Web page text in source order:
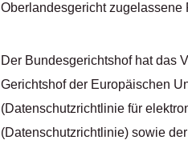
Oberlandesgericht zugelassene
Der Bundesgerichtshof hat das
Gerichtshof der Europäischen
(Datenschutzrichtlinie für
(Datenschutzrichtlinie) sowie